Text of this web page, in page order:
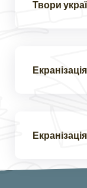
Твори